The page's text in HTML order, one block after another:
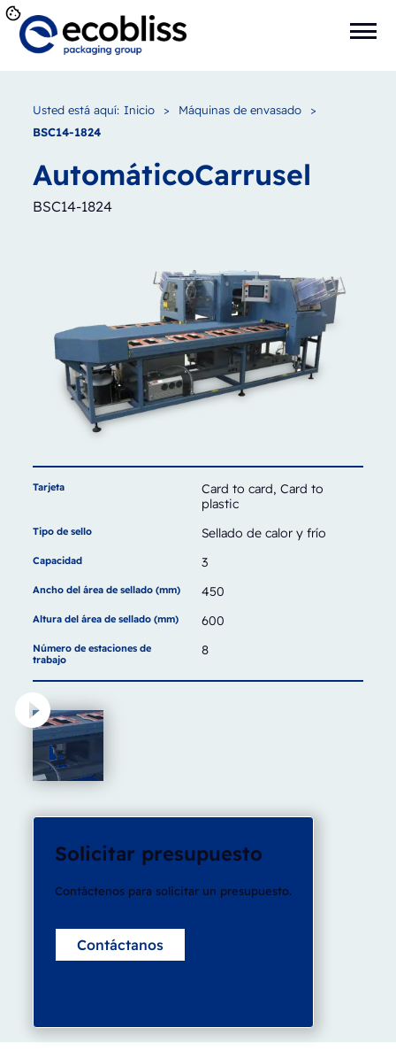
Usted está aquí: Inicio > Máquinas de envasado
>
BSC14-1824
AutomáticoCarrusel
BSC14-1824
Tarjeta
Card to card, Card to
plastic
Tipo de sello Sellado de calor y frío
Capacidad 3
Ancho del área de sellado (mm) 450
Altura del área de sellado (mm) 600
Número de estaciones de
trabajo
8
Solicitar presupuesto
Contáctenos para solicitar un presupuesto.
Contáctanos